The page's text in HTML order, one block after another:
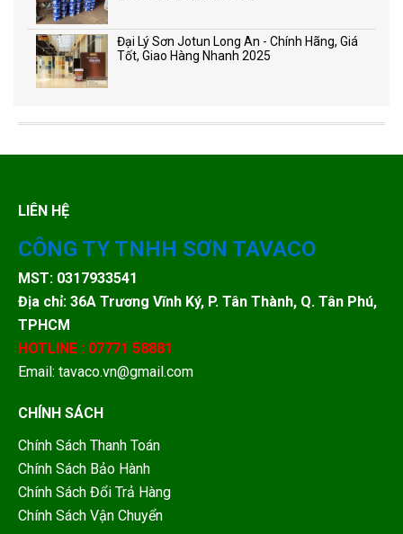
Đại Lý Sơn Jotun Long An - Chính Hãng, Giá
Tốt, Giao Hàng Nhanh 2025
LIÊN HỆ
CÔNG TY TNHH SƠN TAVACO
MST: 0317933541
Địa chỉ: 36A Trương Vĩnh Ký, P. Tân Thành, Q. Tân Phú,
TPHCM
HOTLINE : 07771 58881
Email: tavaco.vn@gmail.com
CHÍNH SÁCH
Chính Sách Thanh Toán
Chính Sách Bảo Hành
Chính Sách Đổi Trả Hàng
Chính Sách Vận Chuyển